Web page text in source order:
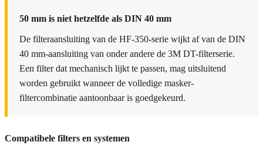
50 mm is niet hetzelfde als DIN 40 mm
De filteraansluiting van de HF-350-serie wijkt af van de DIN
40 mm-aansluiting van onder andere de 3M DT-filterserie.
Een filter dat mechanisch lijkt te passen, mag uitsluitend
worden gebruikt wanneer de volledige masker-
filtercombinatie aantoonbaar is goedgekeurd.
Compatibele filters en systemen